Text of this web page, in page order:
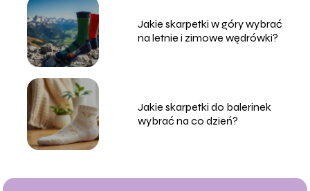
Jakie skarpetki w góry wybrać
na letnie i zimowe wędrówki?
Jakie skarpetki do balerinek
wybrać na co dzień?